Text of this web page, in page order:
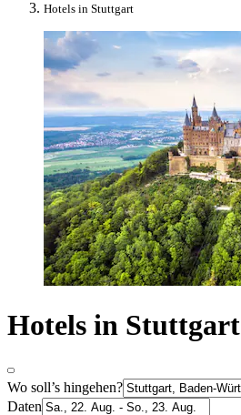
Hotels in Stuttgart
Hotels in Stuttgart
Wo soll’s hingehen?
Daten